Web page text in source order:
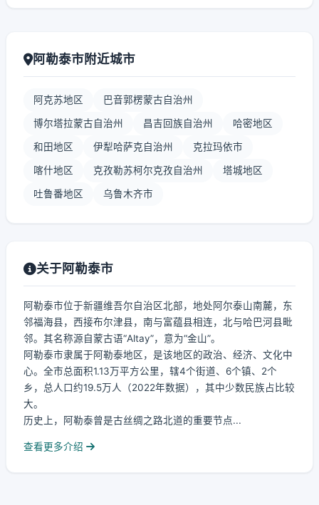
阿勒泰市附近城市
阿克苏地区 巴音郭楞蒙古自治州
博尔塔拉蒙古自治州 昌吉回族自治州 哈密地区
和田地区 伊犁哈萨克自治州 克拉玛依市
喀什地区 克孜勒苏柯尔克孜自治州 塔城地区
吐鲁番地区 乌鲁木齐市
关于阿勒泰市
阿勒泰市位于新疆维吾尔自治区北部，地处阿尔泰山南麓，东
邻福海县，西接布尔津县，南与富蕴县相连，北与哈巴河县毗
邻。其名称源自蒙古语“Altay”，意为“金山”。
阿勒泰市隶属于阿勒泰地区，是该地区的政治、经济、文化中
心。全市总面积1.13万平方公里，辖4个街道、6个镇、2个
乡，总人口约19.5万人（2022年数据），其中少数民族占比较
大。
历史上，阿勒泰曾是古丝绸之路北道的重要节点...
查看更多介绍